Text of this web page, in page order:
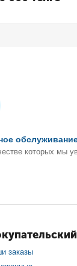
которых мы
заказы